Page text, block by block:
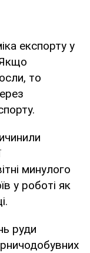
експорту у
то
минулого
у роботі як
руди